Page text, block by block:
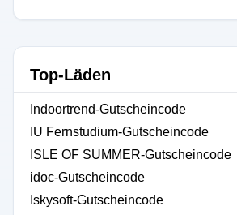
Top-Läden
Indoortrend-Gutscheincode
IU Fernstudium-Gutscheincode
ISLE OF SUMMER-Gutscheincode
idoc-Gutscheincode
Iskysoft-Gutscheincode